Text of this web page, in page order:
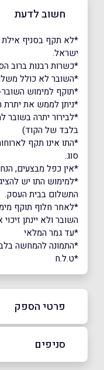
חשוב לדעת
*לא תקף בסניף אילת
ישראל.
*כשרות רבנות ברוב
*השובר לא כולל
*תוקף למימוש השובר- 5
*ניתן לממש את יתרת
בלבד של הקוד)
*התו אינו תקף
סוג.
*אין כפל מבצעים,
*למימוש התו יש
התשלום בבית העסק.
*לאחר חלוף תוקף
השובר ולא יינתן
*עד גמר המלאי
*התמונה להמחשה
*ט.ל.ח
פרטי הספק
סניפים